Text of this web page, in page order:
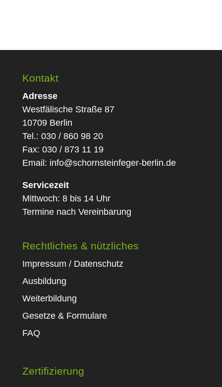
Kontakt
Adresse
Westfälische Straße 87
10709 Berlin
Tel.: 030 / 860 98 20
Fax: 030 / 873 11 19
Email: info@schornsteinfeger-berlin.de
Servicezeit
Mittwoch: 8 bis 14 Uhr
Termine nach Vereinbarung
Rechtliches & nützliches
Impressum / Datenschutz
Ausbildung
Weiterbildung
Gesetze & Formulare
FAQ
Zertifizierung